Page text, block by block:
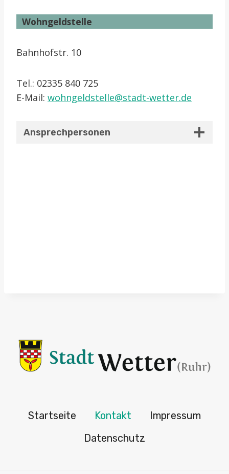
Wohngeldstelle
Bahnhofstr. 10
Tel.: 02335 840 725
E-Mail: wohngeldstelle@​stadt-wetter.de
Ansprechpersonen
Startseite Kontakt
Impressum
Datenschutz